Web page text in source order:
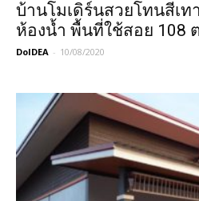
บ้านโมเดิร์นสวยโทนสีเท
ห้องน้ำ พื้นที่ใช้สอย 108
DoIDEA - 10/08/2020